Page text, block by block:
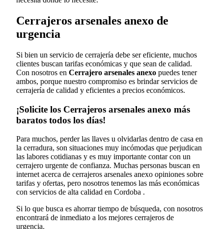
Cerrajeros arsenales anexo de
urgencia
Si bien un servicio de cerrajería debe ser eficiente, muchos
clientes buscan tarifas económicas y que sean de calidad.
Con nosotros en Cerrajero arsenales anexo puedes tener
ambos, porque nuestro compromiso es brindar servicios de
cerrajería de calidad y eficientes a precios económicos.
¡Solicite los Cerrajeros arsenales anexo más
baratos todos los días!
Para muchos, perder las llaves u olvidarlas dentro de casa en
la cerradura, son situaciones muy incómodas que perjudican
las labores cotidianas y es muy importante contar con un
cerrajero urgente de confianza. Muchas personas buscan en
internet acerca de cerrajeros arsenales anexo opiniones sobre
tarifas y ofertas, pero nosotros tenemos las más económicas
con servicios de alta calidad en Cordoba .
Si lo que busca es ahorrar tiempo de búsqueda, con nosotros
encontrará de inmediato a los mejores cerrajeros de
urgencia.